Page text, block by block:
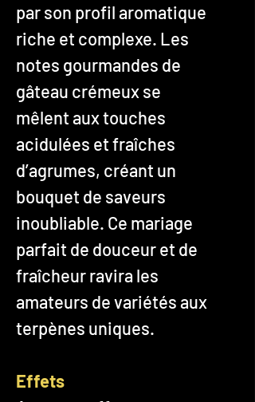
par son profil aromatique
riche et complexe. Les
notes gourmandes de
gâteau crémeux se
mêlent aux touches
acidulées et fraîches
d’agrumes, créant un
bouquet de saveurs
inoubliable. Ce mariage
parfait de douceur et de
fraîcheur ravira les
amateurs de variétés aux
terpènes uniques.
Effets